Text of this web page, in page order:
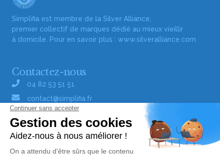
Simplifia est membre de la Silver Alliance,
premier collectif de marques dédié au mieux vieillir
à domicile. Pour en savoir plus : www.silveralliance.com
Contactez-nous
04 82 53 51 51
contact@simplifia.fr
Réseaux sociaux